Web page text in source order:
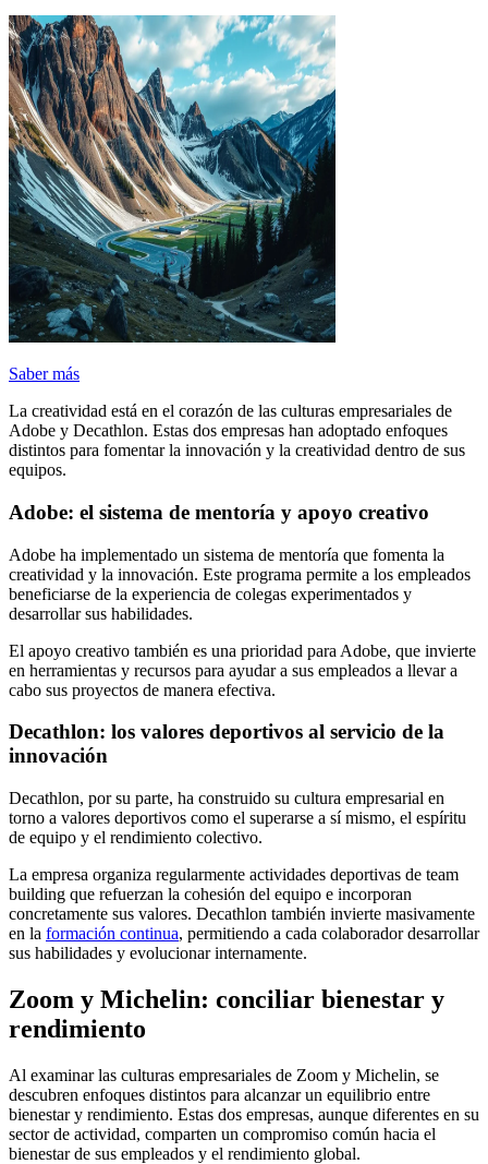
Saber más
La creatividad está en el corazón de las culturas empresariales de
Adobe y Decathlon. Estas dos empresas han adoptado enfoques
distintos para fomentar la innovación y la creatividad dentro de sus
equipos.
Adobe: el sistema de mentoría y apoyo creativo
Adobe ha implementado un sistema de mentoría que fomenta la
creatividad y la innovación. Este programa permite a los empleados
beneficiarse de la experiencia de colegas experimentados y
desarrollar sus habilidades.
El apoyo creativo también es una prioridad para Adobe, que invierte
en herramientas y recursos para ayudar a sus empleados a llevar a
cabo sus proyectos de manera efectiva.
Decathlon: los valores deportivos al servicio de la
innovación
Decathlon, por su parte, ha construido su cultura empresarial en
torno a valores deportivos como el superarse a sí mismo, el espíritu
de equipo y el rendimiento colectivo.
La empresa organiza regularmente actividades deportivas de team
building que refuerzan la cohesión del equipo e incorporan
concretamente sus valores. Decathlon también invierte masivamente
en la formación continua, permitiendo a cada colaborador desarrollar
sus habilidades y evolucionar internamente.
Zoom y Michelin: conciliar bienestar y
rendimiento
Al examinar las culturas empresariales de Zoom y Michelin, se
descubren enfoques distintos para alcanzar un equilibrio entre
bienestar y rendimiento. Estas dos empresas, aunque diferentes en su
sector de actividad, comparten un compromiso común hacia el
bienestar de sus empleados y el rendimiento global.